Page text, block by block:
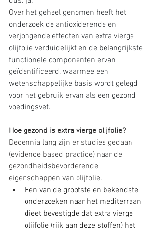
Over het geheel genomen heeft het
onderzoek de antioxiderende en
verjongende effecten van extra vierge
olijfolie verduidelijkt en de belangrijkste
functionele componenten ervan
geïdentificeerd, waarmee een
wetenschappelijke basis wordt gelegd
voor het gebruik ervan als een gezond
voedingsvet.
Hoe gezond is extra vierge olijfolie?
Decennia lang zijn er studies gedaan
(evidence based practice) naar de
gezondheidsbevorderende
eigenschappen van olijfolie.
Een van de grootste en bekendste
onderzoeken naar het mediterraan
dieet bevestigde dat extra vierge
olijfolie (rijk aan deze stoffen) het